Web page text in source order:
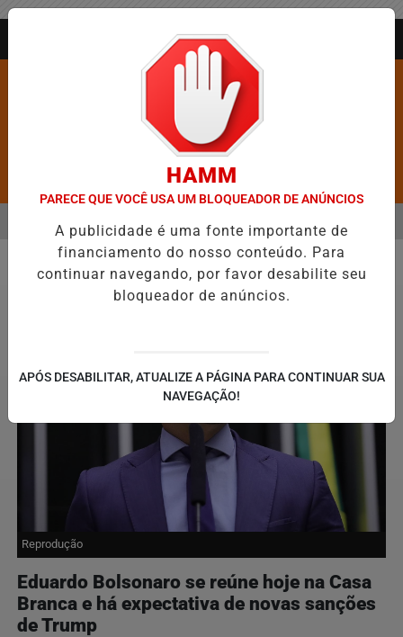
Pesquisar Notícia
DE FIGURAR ENTRE AS CINCO CIDADES MAIS VIOLENTAS DO
EM ALTA
MENU
Internacional
Reprodução
Eduardo Bolsonaro se reúne hoje na Casa
Branca e há expectativa de novas sanções
de Trump
HAMM
PARECE QUE VOCÊ USA UM BLOQUEADOR DE ANÚNCIOS
A publicidade é uma fonte importante de
financiamento do nosso conteúdo. Para
continuar navegando, por favor desabilite seu
bloqueador de anúncios.
APÓS DESABILITAR, ATUALIZE A PÁGINA PARA CONTINUAR SUA
NAVEGAÇÃO!